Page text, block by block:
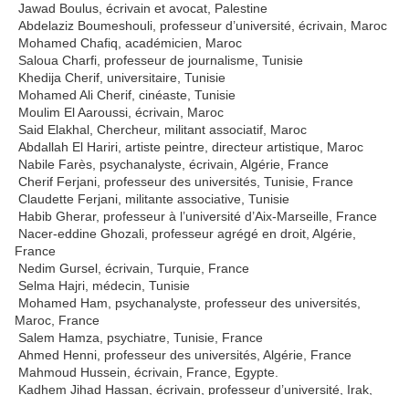
Jawad Boulus, écrivain et avocat, Palestine
Abdelaziz Boumeshouli, professeur d’université, écrivain, Maroc
Mohamed Chafiq, académicien, Maroc
Saloua Charfi, professeur de journalisme, Tunisie
Khedija Cherif, universitaire, Tunisie
Mohamed Ali Cherif, cinéaste, Tunisie
Moulim El Aaroussi, écrivain, Maroc
Said Elakhal, Chercheur, militant associatif, Maroc
Abdallah El Hariri, artiste peintre, directeur artistique, Maroc
Nabile Farès, psychanalyste, écrivain, Algérie, France
Cherif Ferjani, professeur des universités, Tunisie, France
Claudette Ferjani, militante associative, Tunisie
Habib Gherar, professeur à l’université d’Aix-Marseille, France
Nacer-eddine Ghozali, professeur agrégé en droit, Algérie,
France
Nedim Gursel, écrivain, Turquie, France
Selma Hajri, médecin, Tunisie
Mohamed Ham, psychanalyste, professeur des universités,
Maroc, France
Salem Hamza, psychiatre, Tunisie, France
Ahmed Henni, professeur des universités, Algérie, France
Mahmoud Hussein, écrivain, France, Egypte.
Kadhem Jihad Hassan, écrivain, professeur d’université, Irak,